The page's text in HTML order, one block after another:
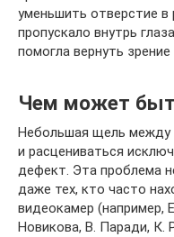
уменьшить отверстие в
пропускало внутрь
помогла вернуть
Чем может
Небольшая щель
и расцениваться
дефект. Эта проблема
даже тех, кто часто
видеокамер (например,
Новикова, В. Паради, К.